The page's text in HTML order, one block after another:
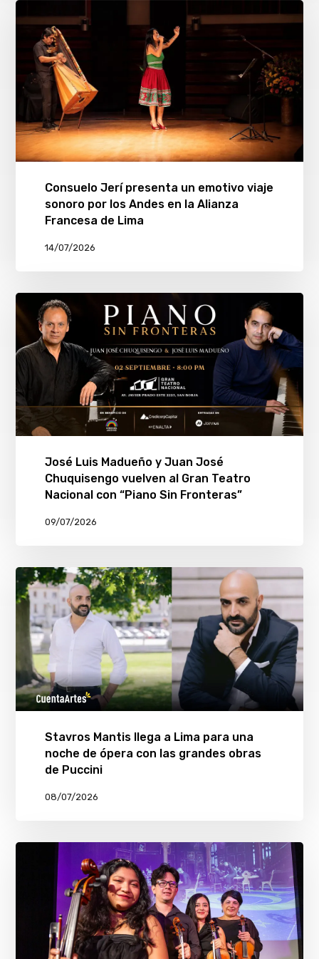
Consuelo Jerí presenta un emotivo viaje
sonoro por los Andes en la Alianza
Francesa de Lima
14/07/2026
José Luis Madueño y Juan José
Chuquisengo vuelven al Gran Teatro
Nacional con “Piano Sin Fronteras”
09/07/2026
Stavros Mantis llega a Lima para una
noche de ópera con las grandes obras
de Puccini
08/07/2026